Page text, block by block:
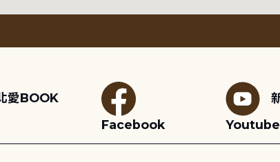
愛BOOK
Facebook
Youtube